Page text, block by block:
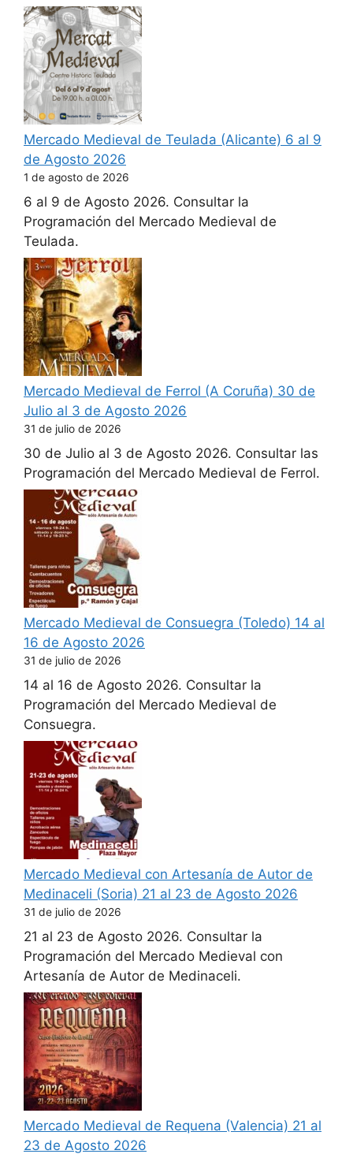
Mercado Medieval de Teulada (Alicante) 6 al 9
de Agosto 2026
1 de agosto de 2026
6 al 9 de Agosto 2026. Consultar la
Programación del Mercado Medieval de
Teulada.
Mercado Medieval de Ferrol (A Coruña) 30 de
Julio al 3 de Agosto 2026
31 de julio de 2026
30 de Julio al 3 de Agosto 2026. Consultar las
Programación del Mercado Medieval de Ferrol.
Mercado Medieval de Consuegra (Toledo) 14 al
16 de Agosto 2026
31 de julio de 2026
14 al 16 de Agosto 2026. Consultar la
Programación del Mercado Medieval de
Consuegra.
Mercado Medieval con Artesanía de Autor de
Medinaceli (Soria) 21 al 23 de Agosto 2026
31 de julio de 2026
21 al 23 de Agosto 2026. Consultar la
Programación del Mercado Medieval con
Artesanía de Autor de Medinaceli.
Mercado Medieval de Requena (Valencia) 21 al
23 de Agosto 2026